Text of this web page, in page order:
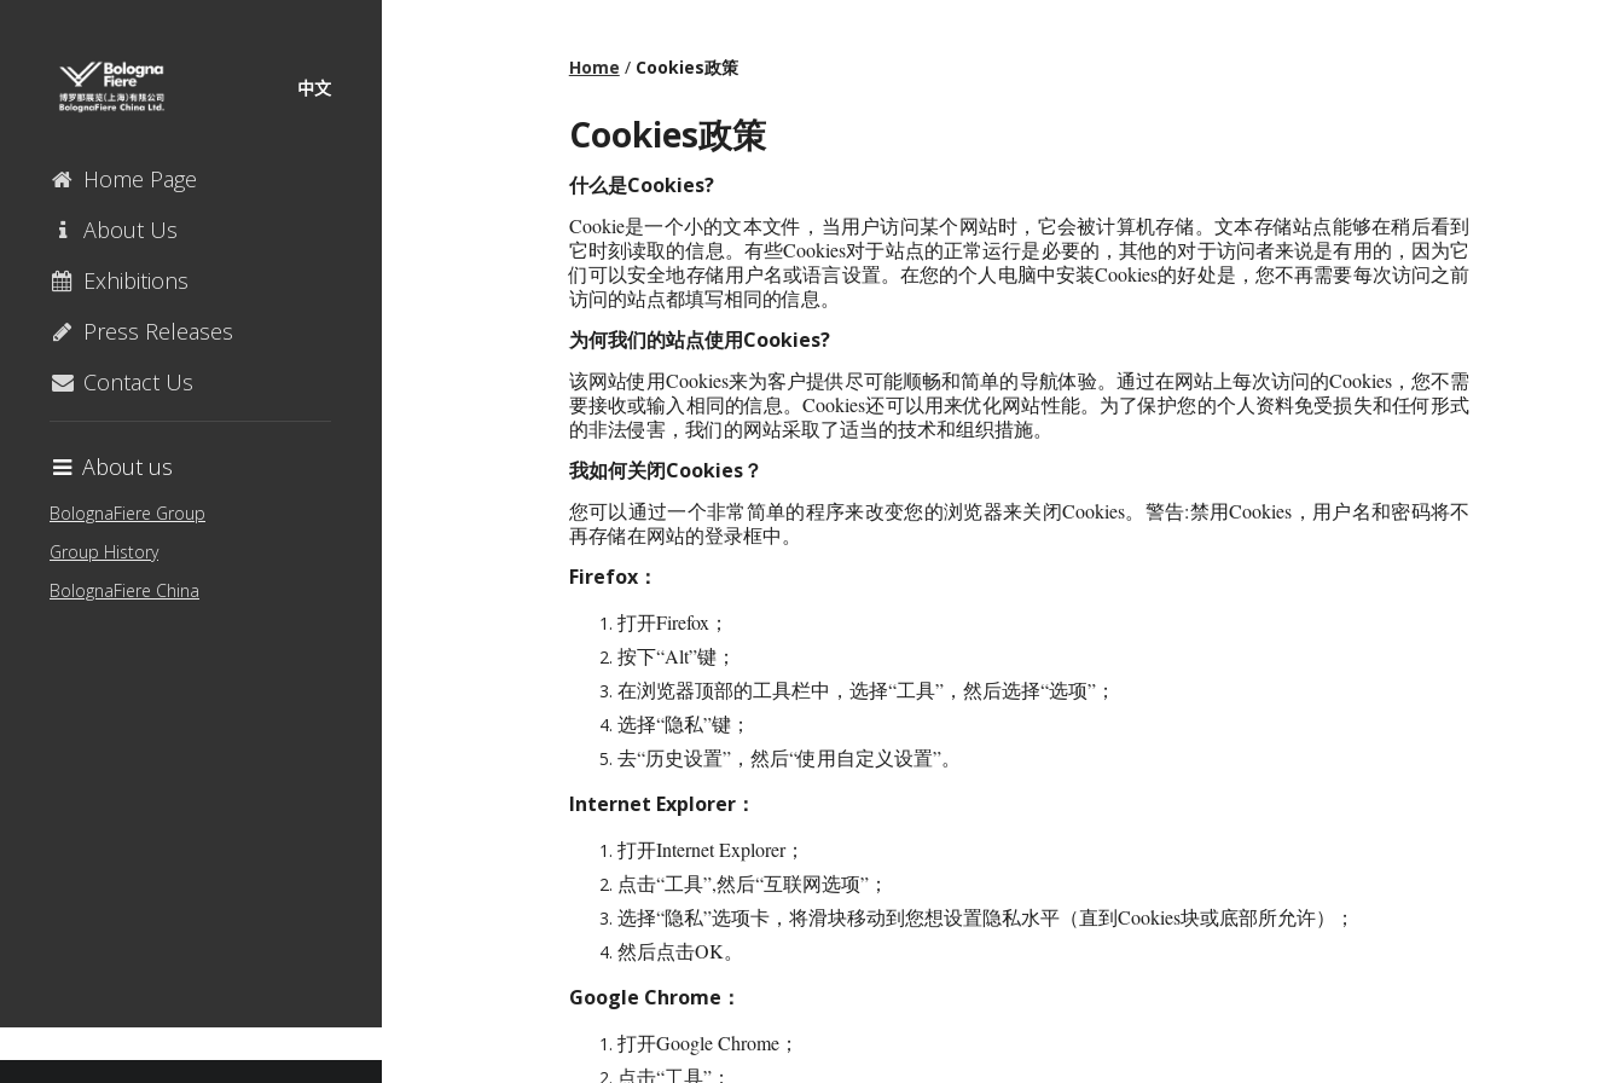
中文
Home Page
About Us
Exhibitions
Press Releases
Contact Us
About us
BolognaFiere Group
Group History
BolognaFiere China
Home / Cookies政策
Cookies政策
什么是Cookies?
Cookie是一个小的文本文件，当用户访问某个网站时，它会被计算机存储。文本存储站点能够在稍后看到
它时刻读取的信息。有些Cookies对于站点的正常运行是必要的，其他的对于访问者来说是有用的，因为它
们可以安全地存储用户名或语言设置。在您的个人电脑中安装Cookies的好处是，您不再需要每次访问之前
访问的站点都填写相同的信息。
为何我们的站点使用Cookies?
该网站使用Cookies来为客户提供尽可能顺畅和简单的导航体验。通过在网站上每次访问的Cookies，您不需
要接收或输入相同的信息。Cookies还可以用来优化网站性能。为了保护您的个人资料免受损失和任何形式
的非法侵害，我们的网站采取了适当的技术和组织措施。
我如何关闭Cookies？
您可以通过一个非常简单的程序来改变您的浏览器来关闭Cookies。警告:禁用Cookies，用户名和密码将不
再存储在网站的登录框中。
Firefox：
打开Firefox；
按下“Alt”键；
在浏览器顶部的工具栏中，选择“工具”，然后选择“选项”；
选择“隐私”键；
去“历史设置”，然后“使用自定义设置”。
Internet Explorer：
打开Internet Explorer；
点击“工具”,然后“互联网选项”；
选择“隐私”选项卡，将滑块移动到您想设置隐私水平（直到Cookies块或底部所允许）；
然后点击OK。
Google Chrome：
打开Google Chrome；
点击“工具”；